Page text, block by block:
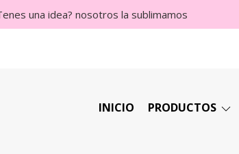
una idea? nosotros la sublimamos
INICIO PRODUCTOS